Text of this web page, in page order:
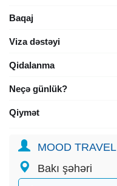
Baqaj
Viza dəstəyi
Qidalanma
Neçə günlük?
Qiymət
MOOD TRAVEL
Bakı şəhəri